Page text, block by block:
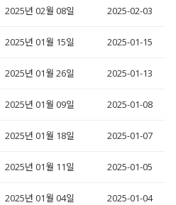
2025년 02월 08일 2025-02-03
2025년 01월 15일 2025-01-15
2025년 01월 26일 2025-01-13
2025년 01월 09일 2025-01-08
2025년 01월 18일 2025-01-07
2025년 01월 11일 2025-01-05
2025년 01월 04일 2025-01-04